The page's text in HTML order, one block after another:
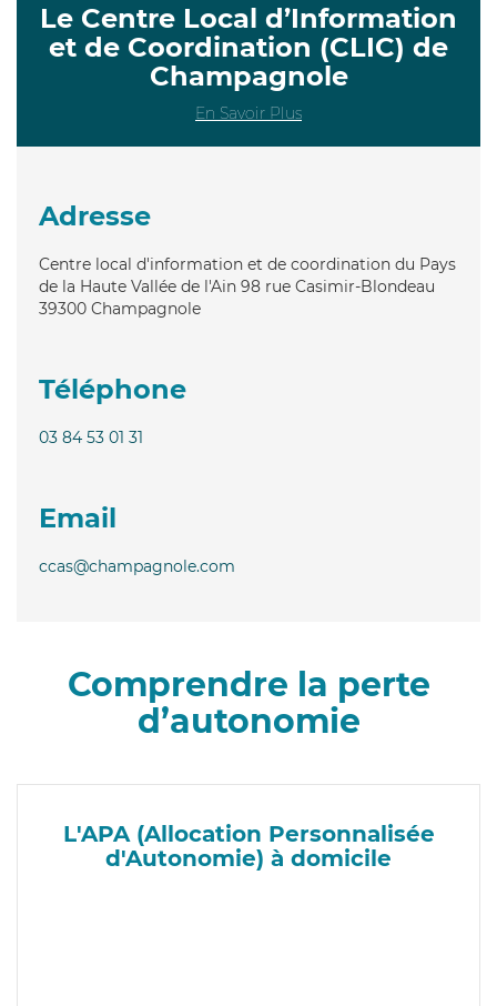
Le Centre Local d’Information
et de Coordination (CLIC) de
Champagnole
En Savoir Plus
Adresse
Centre local d'information et de coordination du Pays
de la Haute Vallée de l'Ain 98 rue Casimir-Blondeau
39300 Champagnole
Téléphone
03 84 53 01 31
Email
ccas@champagnole.com
Comprendre la perte
d’autonomie
L'APA (Allocation Personnalisée
d'Autonomie) à domicile